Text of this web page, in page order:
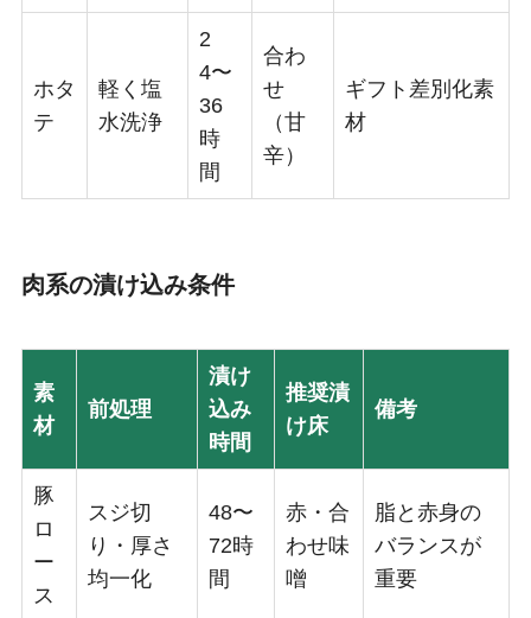
ホタ
テ
軽く塩
水洗浄
2
4〜
36
時
間
合わ
せ
（甘
辛）
ギフト差別化素
材
肉系の漬け込み条件
素
材
前処理
漬け
込み
時間
推奨漬
け床
備考
豚
ロ
ー
ス
スジ切
り・厚さ
均一化
48〜
72時
間
赤・合
わせ味
噌
脂と赤身の
バランスが
重要